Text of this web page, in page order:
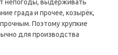
непогоды, выдерживать
града и прочее, козырёк,
Поэтому хрупкие
для производства